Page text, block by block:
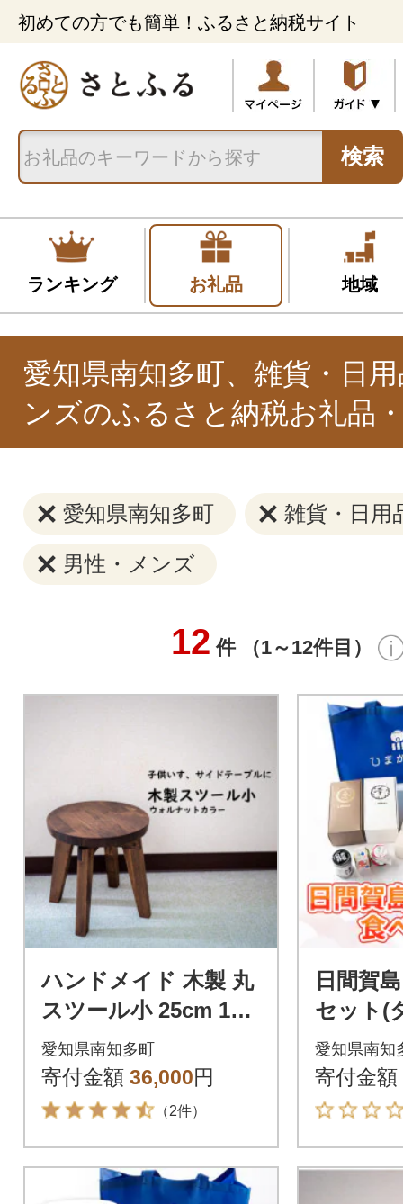
初めての方でも簡単！ふるさと納税サイト
検索
ランキング お礼品 地域
愛知県南知多町、雑貨・日
ンズのふるさと納税お礼品
愛知県南知多町 雑貨・日用
男性・メンズ
12 件 （1～12件目）
ハンドメイド 木製 丸
スツール小 25cm 1脚
ウォルナットカラー
椅子 インテリア 子供
用
愛知県南知多町
寄付金額 36,000円
（2件）
日間賀
セット(
ャツ2枚
愛知県南知
寄付金額